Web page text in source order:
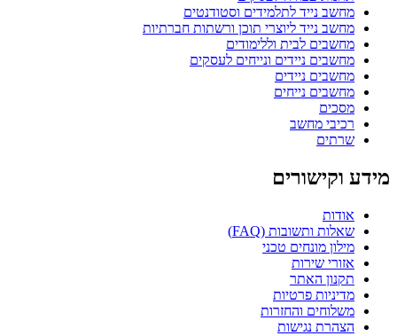
מחשב נייד לתלמידים וסטודנטים
מחשב נייד ליוצרי תוכן ורשתות חברתיות
מחשבים לבית וללימודים
מחשבים ניידים ונייחים לעסקים
מחשבים ניידים
מחשבים נייחים
מסכים
רכיבי מחשב
שרתים
מידע וקישורים
אודות
שאלות ותשובות (FAQ)
מילון מונחים טכני
אזורי שירות
תקנון האתר
מדיניות פרטיות
משלוחים והחזרות
הצהרת נגישות